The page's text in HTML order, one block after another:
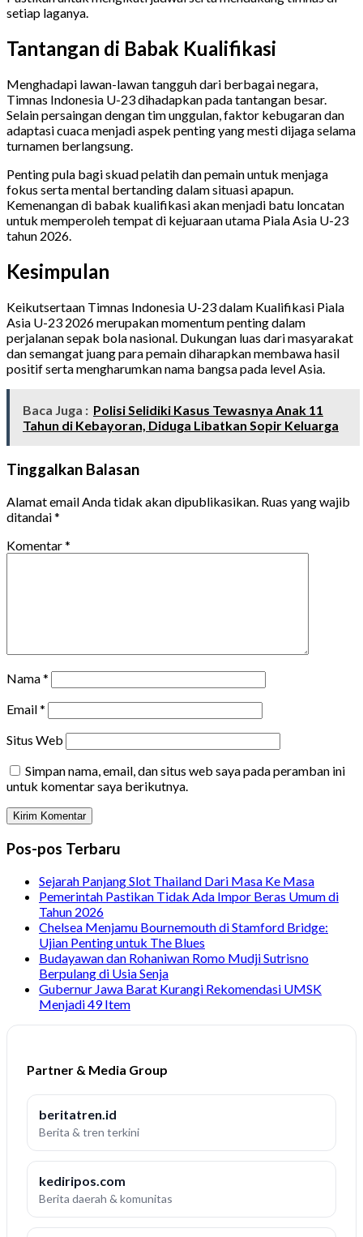
setiap laganya.
Tantangan di Babak Kualifikasi
Menghadapi lawan-lawan tangguh dari berbagai negara,
Timnas Indonesia U-23 dihadapkan pada tantangan besar.
Selain persaingan dengan tim unggulan, faktor kebugaran dan
adaptasi cuaca menjadi aspek penting yang mesti dijaga selama
turnamen berlangsung.
Penting pula bagi skuad pelatih dan pemain untuk menjaga
fokus serta mental bertanding dalam situasi apapun.
Kemenangan di babak kualifikasi akan menjadi batu loncatan
untuk memperoleh tempat di kejuaraan utama Piala Asia U-23
tahun 2026.
Kesimpulan
Keikutsertaan Timnas Indonesia U-23 dalam Kualifikasi Piala
Asia U-23 2026 merupakan momentum penting dalam
perjalanan sepak bola nasional. Dukungan luas dari masyarakat
dan semangat juang para pemain diharapkan membawa hasil
positif serta mengharumkan nama bangsa pada level Asia.
Baca Juga : Polisi Selidiki Kasus Tewasnya Anak 11
Tahun di Kebayoran, Diduga Libatkan Sopir Keluarga
Tinggalkan Balasan
Alamat email Anda tidak akan dipublikasikan. Ruas yang wajib
ditandai*
Komentar*
Nama*
Email*
Situs Web
Simpan nama, email, dan situs web saya pada peramban ini
untuk komentar saya berikutnya.
Pos-pos Terbaru
Sejarah Panjang Slot Thailand Dari Masa Ke Masa
Pemerintah Pastikan Tidak Ada Impor Beras Umum di
Tahun 2026
Chelsea Menjamu Bournemouth di Stamford Bridge:
Ujian Penting untuk The Blues
Budayawan dan Rohaniwan Romo Mudji Sutrisno
Berpulang di Usia Senja
Gubernur Jawa Barat Kurangi Rekomendasi UMSK
Menjadi 49 Item
Partner & Media Group
beritatren.id
Berita & tren terkini
kediripos.com
Berita daerah & komunitas